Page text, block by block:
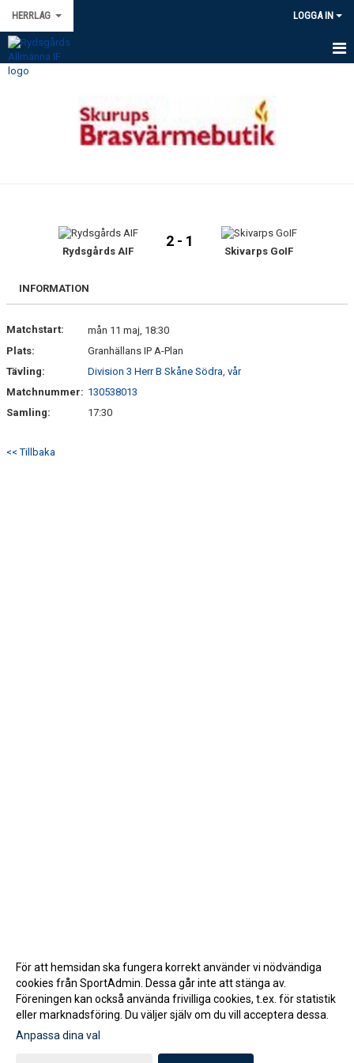
HERRLAG LOGGA IN
HEM
DOKUMENT
KONTAKT
Rydsgårds AIF
2 - 1
Skivarps GoIF
INFORMATION
Matchstart:
mån 11 maj, 18:30
Plats:
Granhällans IP A-Plan
Tävling:
Division 3 Herr B Skåne Södra, vår
Matchnummer: 130538013
Samling:
17:30
<< Tillbaka
Gå till Webbversion
För att hemsidan ska fungera korrekt använder vi nödvändiga
cookies från SportAdmin. Dessa går inte att stänga av.
Föreningen kan också använda frivilliga cookies, t.ex. för statistik
eller marknadsföring. Du väljer själv om du vill acceptera dessa.
Anpassa dina val